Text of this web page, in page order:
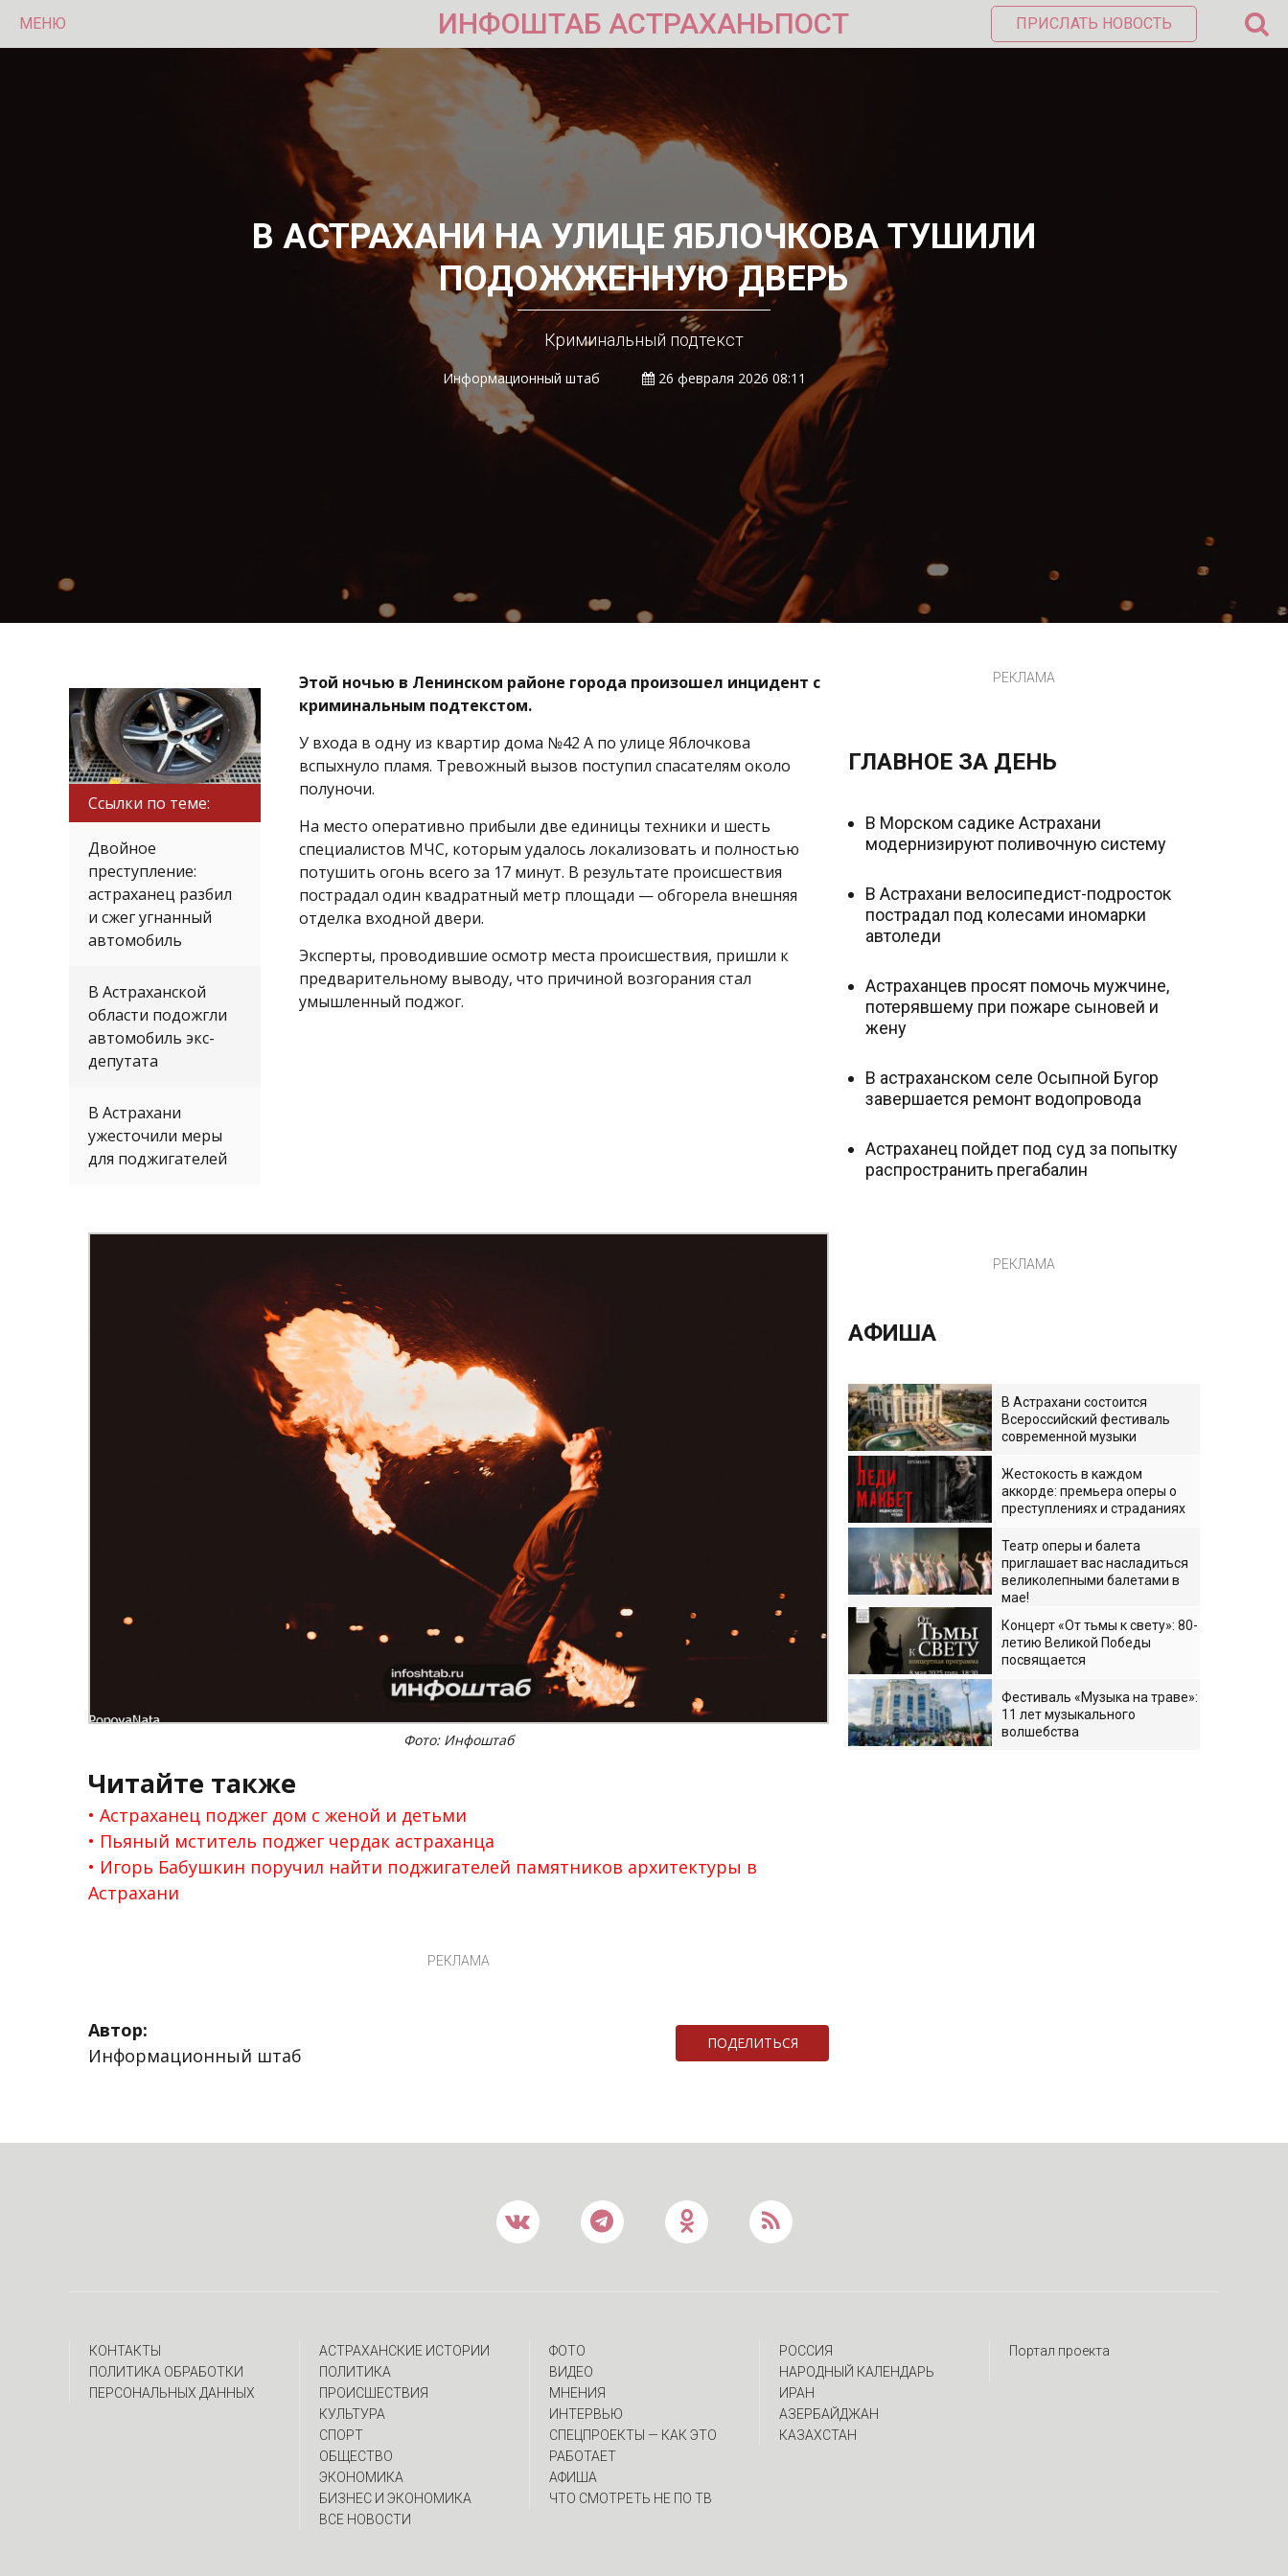
МЕНЮ ИНФОШТАБ АСТРАХАНЬПОСТ ПРИСЛАТЬ НОВОСТЬ
В АСТРАХАНИ НА УЛИЦЕ ЯБЛОЧКОВА ТУШИЛИ
ПОДОЖЖЕННУЮ ДВЕРЬ
Криминальный подтекст
Информационный штаб 26 февраля 2026 08:11
Ссылки по теме:
Двойное
преступление:
астраханец разбил
и сжег угнанный
автомобиль
В Астраханской
области подожгли
автомобиль экс-
депутата
В Астрахани
ужесточили меры
для поджигателей
Этой ночью в Ленинском районе города произошел инцидент с
криминальным подтекстом.
У входа в одну из квартир дома №42 А по улице Яблочкова
вспыхнуло пламя. Тревожный вызов поступил спасателям около
полуночи.
На место оперативно прибыли две единицы техники и шесть
специалистов МЧС, которым удалось локализовать и полностью
потушить огонь всего за 17 минут. В результате происшествия
пострадал один квадратный метр площади — обгорела внешняя
отделка входной двери.
Эксперты, проводившие осмотр места происшествия, пришли к
предварительному выводу, что причиной возгорания стал
умышленный поджог.
Фото: Инфоштаб
Читайте также
Астраханец поджег дом с женой и детьми
Пьяный мститель поджег чердак астраханца
Игорь Бабушкин поручил найти поджигателей памятников архитектуры в
Астрахани
РЕКЛАМА
Автор:
Информационный штаб
ПОДЕЛИТЬСЯ
РЕКЛАМА
ГЛАВНОЕ ЗА ДЕНЬ
В Морском садике Астрахани
модернизируют поливочную систему
В Астрахани велосипедист-подросток
пострадал под колесами иномарки
автоледи
Астраханцев просят помочь мужчине,
потерявшему при пожаре сыновей и
жену
В астраханском селе Осыпной Бугор
завершается ремонт водопровода
Астраханец пойдет под суд за попытку
распространить прегабалин
РЕКЛАМА
АФИША
В Астрахани состоится
Всероссийский фестиваль
современной музыки
Жестокость в каждом
аккорде: премьера оперы о
преступлениях и страданиях
Театр оперы и балета
приглашает вас насладиться
великолепными балетами в
мае!
Концерт «От тьмы к свету»: 80-
летию Великой Победы
посвящается
Фестиваль «Музыка на траве»:
11 лет музыкального
волшебства
КОНТАКТЫ
ПОЛИТИКА ОБРАБОТКИ
ПЕРСОНАЛЬНЫХ ДАННЫХ
АСТРАХАНСКИЕ ИСТОРИИ
ПОЛИТИКА
ПРОИСШЕСТВИЯ
КУЛЬТУРА
СПОРТ
ОБЩЕСТВО
ЭКОНОМИКА
БИЗНЕС И ЭКОНОМИКА
ВСЕ НОВОСТИ
ФОТО
ВИДЕО
МНЕНИЯ
ИНТЕРВЬЮ
CПЕЦПРОЕКТЫ — КАК ЭТО
РАБОТАЕТ
АФИША
ЧТО СМОТРЕТЬ НЕ ПО ТВ
РОССИЯ
НАРОДНЫЙ КАЛЕНДАРЬ
ИРАН
АЗЕРБАЙДЖАН
КАЗАХСТАН
Портал проекта